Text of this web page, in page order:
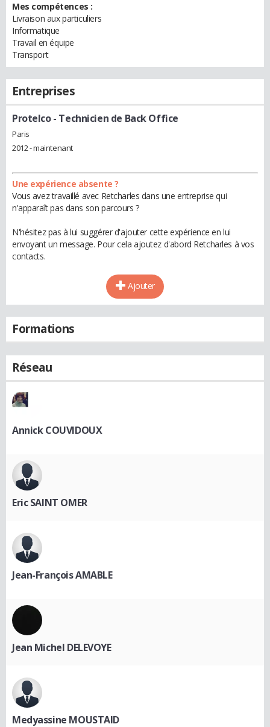
Mes compétences :
Livraison aux particuliers
Informatique
Travail en équipe
Transport
Entreprises
Protelco- Technicien de Back Office
Paris
2012 - maintenant
Une expérience absente ?
Vous avez travaillé avec Retcharles dans une entreprise qui
n'apparaît pas dans son parcours ?
N'hésitez pas à lui suggérer d'ajouter cette expérience en lui
envoyant un message. Pour cela ajoutez d'abord Retcharles à vos
contacts.
Ajouter
Formations
Réseau
Annick COUVIDOUX
Eric SAINT OMER
Jean-François AMABLE
Jean Michel DELEVOYE
Medyassine MOUSTAID